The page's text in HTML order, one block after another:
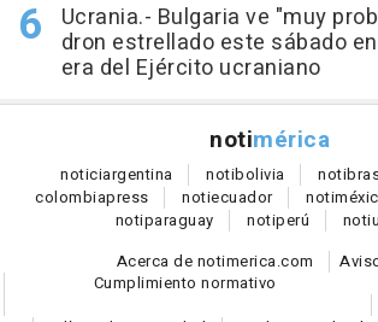
Ucrania.- Bulgaria ve "muy
dron estrellado este sábado
era del Ejército ucraniano
notimérica
noticiargentina notibolivia noti
colombiapress notiecuador noti
notiparaguay notiperú noti
Acerca de notimerica.com
Cumplimiento normativo